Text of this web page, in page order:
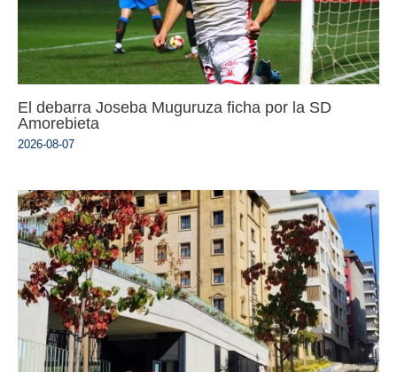
El debarra Joseba Muguruza ficha por la SD
Amorebieta
2026-08-07